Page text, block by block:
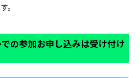
。
の参加お申し込みは受け付け